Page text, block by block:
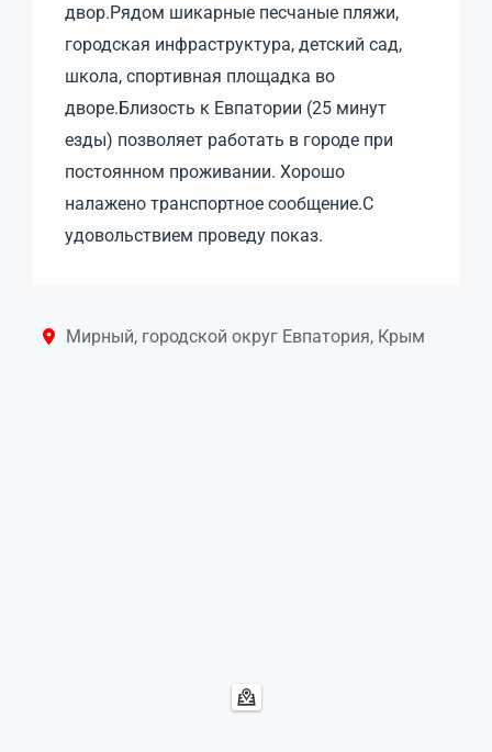
двор.Рядом шикарные песчаные пляжи,
городская инфраструктура, детский сад,
школа, спортивная площадка во
дворе.Близость к Евпатории (25 минут
езды) позволяет работать в городе при
постоянном проживании. Хорошо
налажено транспортное сообщение.С
удовольствием проведу показ.
Мирный, городской округ Евпатория, Крым